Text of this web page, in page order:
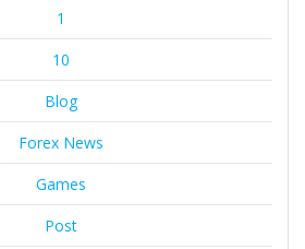
1
10
Blog
Forex News
Games
Post